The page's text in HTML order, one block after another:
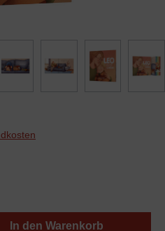
4.7 von 5 Sternen
In den Warenkorb